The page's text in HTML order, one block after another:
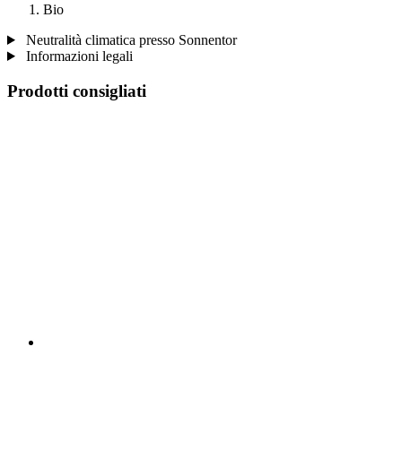
Bio
Neutralità climatica presso Sonnentor
Informazioni legali
Prodotti consigliati